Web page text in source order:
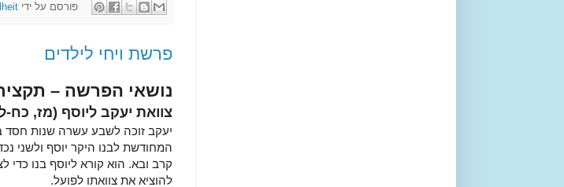
פורסם על ידי
פרשת ויחי לילדים
נושאי הפרשה –
צוואת יעקב ליוסף (מז, כח-
יעקב זוכה לשבע עשרה שנות
קרב ובא. הוא קורא ליוסף בנו כדי
להוציא את צוואתו לפועל.